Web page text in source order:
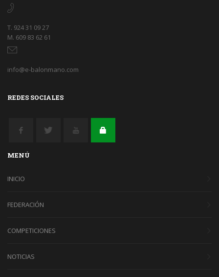
T. 924 31 09 27
M. 609 83 62 61
info@e-balonmano.com
REDES SOCIALES
MENÚ
INICIO
FEDERACIÓN
COMPETICIONES
NOTICIAS